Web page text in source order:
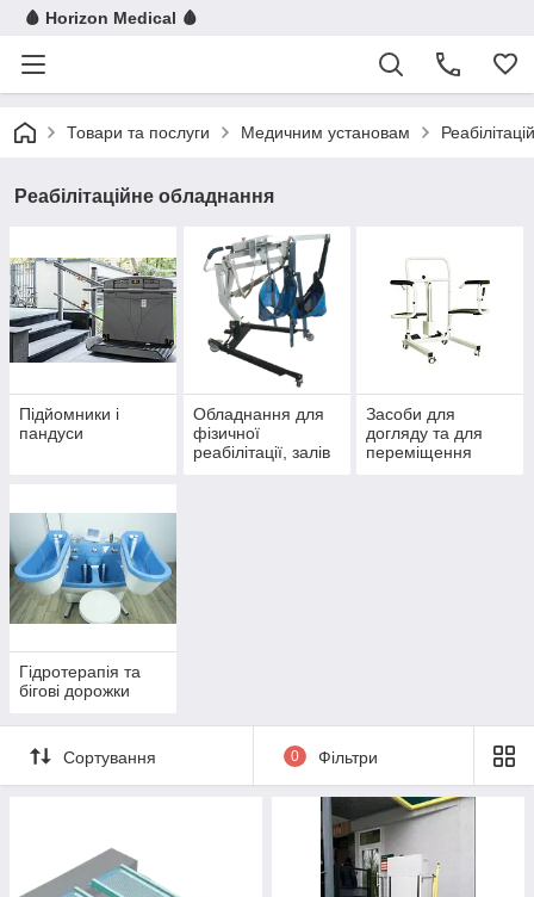
🩸 Horizon Medical 🩸
Товари та послуги Медичним установам
Реабілітаційне обладнання
Підйомники і
пандуси
Обладнання для
фізичної
реабілітації, залів
Засоби для
догляду та для
переміщення
Гідротерапія та
бігові дорожки
Сортування 0 Фільтри